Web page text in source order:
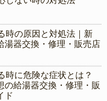
時の原因と対処法｜新
湯器交換・修理・販売店
時に危険な症状とは？
の給湯器交換・修理・販
ド